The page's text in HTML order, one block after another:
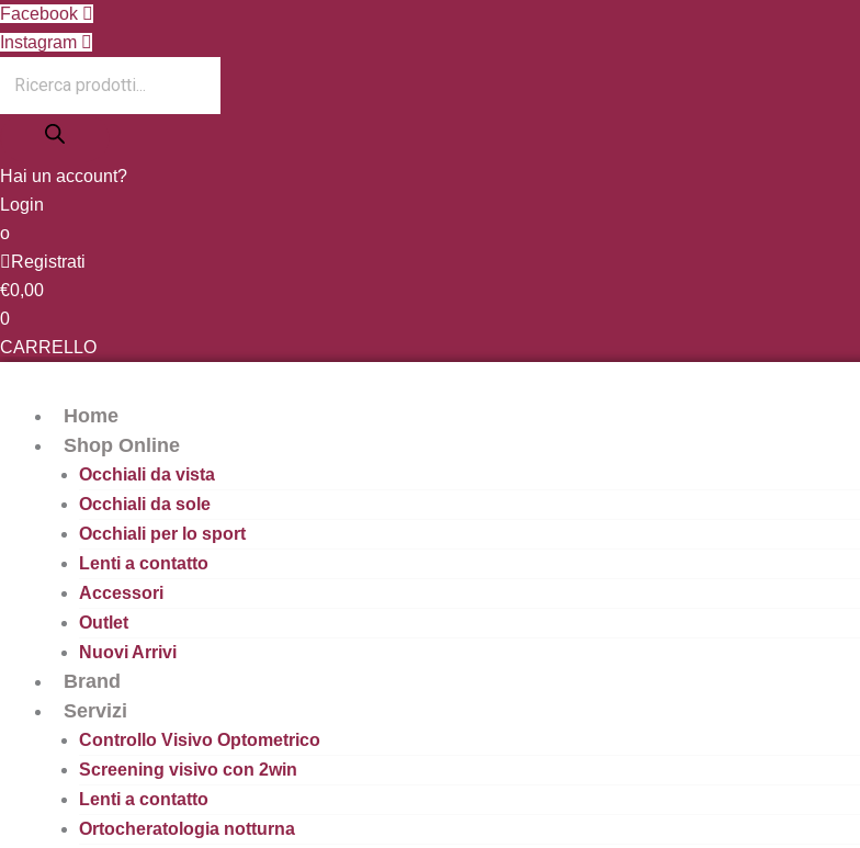
Vai
al
Facebook
Instagram
Products
search
Hai un account?
Login
o
Registrati
€0,00
0
CARRELLO
Home
Shop Online
Occhiali da vista
Occhiali da sole
Occhiali per lo sport
Lenti a contatto
Accessori
Outlet
Nuovi Arrivi
Brand
Servizi
Controllo Visivo Optometrico
Screening visivo con 2win
Lenti a contatto
Ortocheratologia notturna